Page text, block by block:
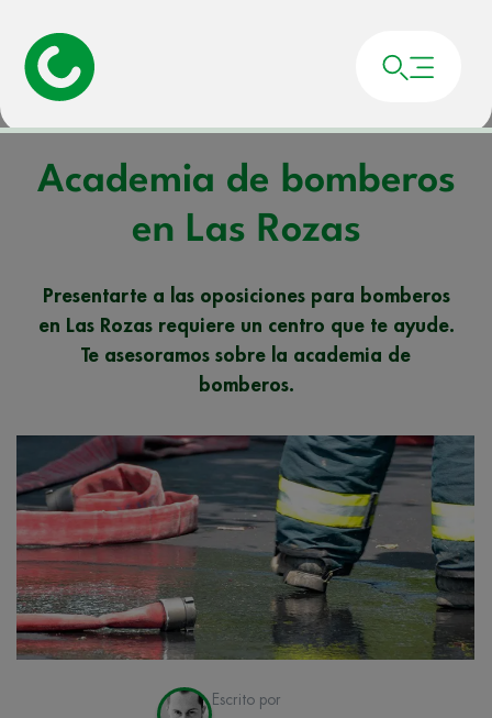
Portada»
Academia de bomberos
en Las Rozas
Presentarte a las oposiciones para bomberos
en Las Rozas requiere un centro que te ayude.
Te asesoramos sobre la academia de
bomberos.
Escrito por